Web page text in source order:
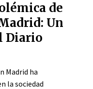
de
Un
Diario
Madrid ha
la sociedad